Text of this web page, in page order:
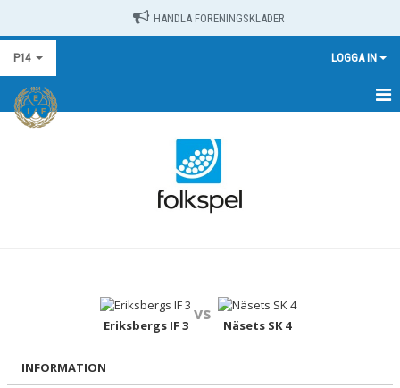
HANDLA FÖRENINGSKLÄDER
P14 LOGGA IN
HEM
DOKUMENT
Eriksbergs IF 3
vs
Näsets SK 4
INFORMATION